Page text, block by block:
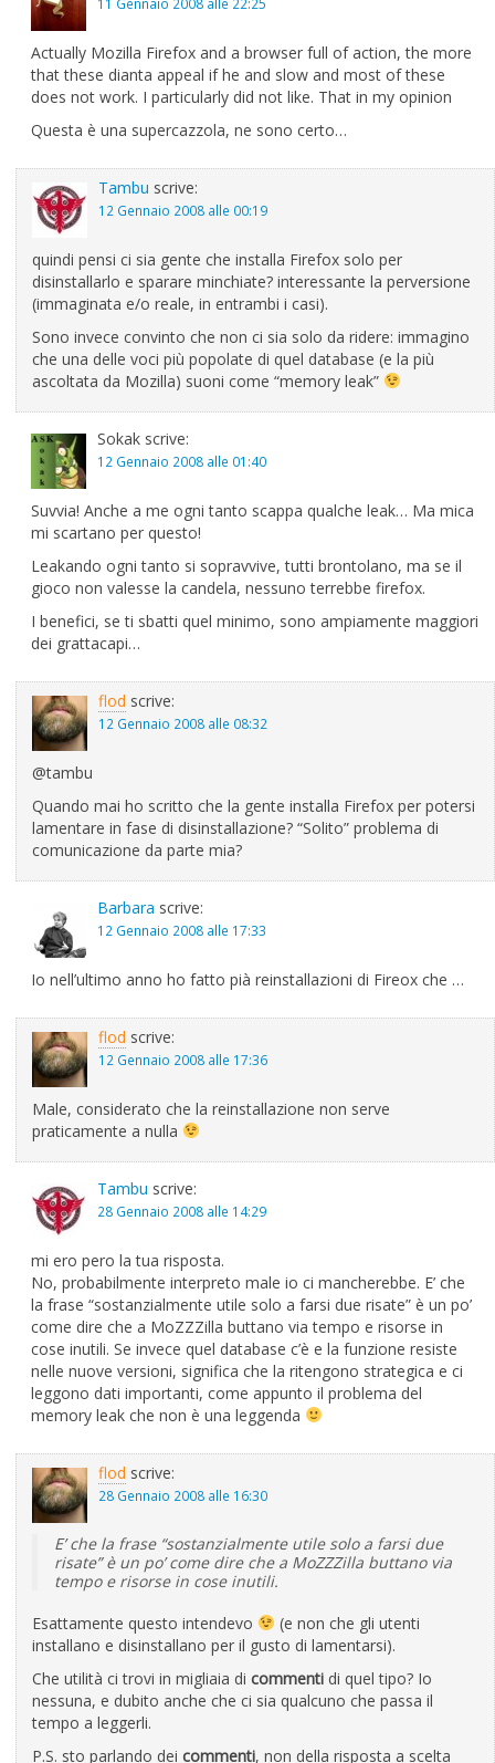
Actually Mozilla Firefox and a browser full of action, the more
that these dianta appeal if he and slow and most of these
does not work. I particularly did not like. That in my opinion
Questa è una supercazzola, ne sono certo…
Tambu scrive:
12 Gennaio 2008 alle 00:19
quindi pensi ci sia gente che installa Firefox solo per
disinstallarlo e sparare minchiate? interessante la perversione
(immaginata e/o reale, in entrambi i casi).
Sono invece convinto che non ci sia solo da ridere: immagino
che una delle voci più popolate di quel database (e la più
ascoltata da Mozilla) suoni come “memory leak”
Sokak scrive:
12 Gennaio 2008 alle 01:40
Suvvia! Anche a me ogni tanto scappa qualche leak… Ma mica
mi scartano per questo!
Leakando ogni tanto si sopravvive, tutti brontolano, ma se il
gioco non valesse la candela, nessuno terrebbe firefox.
I benefici, se ti sbatti quel minimo, sono ampiamente maggiori
dei grattacapi…
flod scrive:
12 Gennaio 2008 alle 08:32
@tambu
Quando mai ho scritto che la gente installa Firefox per potersi
lamentare in fase di disinstallazione? “Solito” problema di
comunicazione da parte mia?
Barbara scrive:
12 Gennaio 2008 alle 17:33
Io nell’ultimo anno ho fatto pià reinstallazioni di Fireox che …
flod scrive:
12 Gennaio 2008 alle 17:36
Male, considerato che la reinstallazione non serve
praticamente a nulla
Tambu scrive:
28 Gennaio 2008 alle 14:29
mi ero pero la tua risposta.
No, probabilmente interpreto male io ci mancherebbe. E’ che
la frase “sostanzialmente utile solo a farsi due risate” è un po’
come dire che a MoZZZilla buttano via tempo e risorse in
cose inutili. Se invece quel database c’è e la funzione resiste
nelle nuove versioni, significa che la ritengono strategica e ci
leggono dati importanti, come appunto il problema del
memory leak che non è una leggenda
flod scrive:
28 Gennaio 2008 alle 16:30
E’ che la frase “sostanzialmente utile solo a farsi due
risate” è un po’ come dire che a MoZZZilla buttano via
tempo e risorse in cose inutili.
Esattamente questo intendevo
(e non che gli utenti
installano e disinstallano per il gusto di lamentarsi).
Che utilità ci trovi in migliaia di commenti di quel tipo? Io
nessuna, e dubito anche che ci sia qualcuno che passa il
tempo a leggerli.
P.S. sto parlando dei commenti, non della risposta a scelta